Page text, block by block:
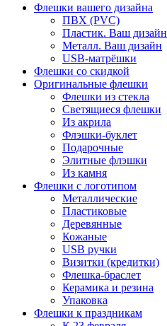
Флешки вашего дизайна
ПВХ (PVC)
Пластик. Ваш дизайн
Металл. Ваш дизайн
USB-матрёшки
Флешки со скидкой
Оригинальные флешки
Флешки из стекла
Светящиеся флешки
Из акрила
Флэшки-буклет
Подарочные
Элитные флэшки
Из камня
Флешки с логотипом
Металлические
Пластиковые
Деревянные
Кожаные
USB ручки
Визитки (кредитки)
Флешка-браслет
Керамика и резина
Упаковка
Флешки к праздникам